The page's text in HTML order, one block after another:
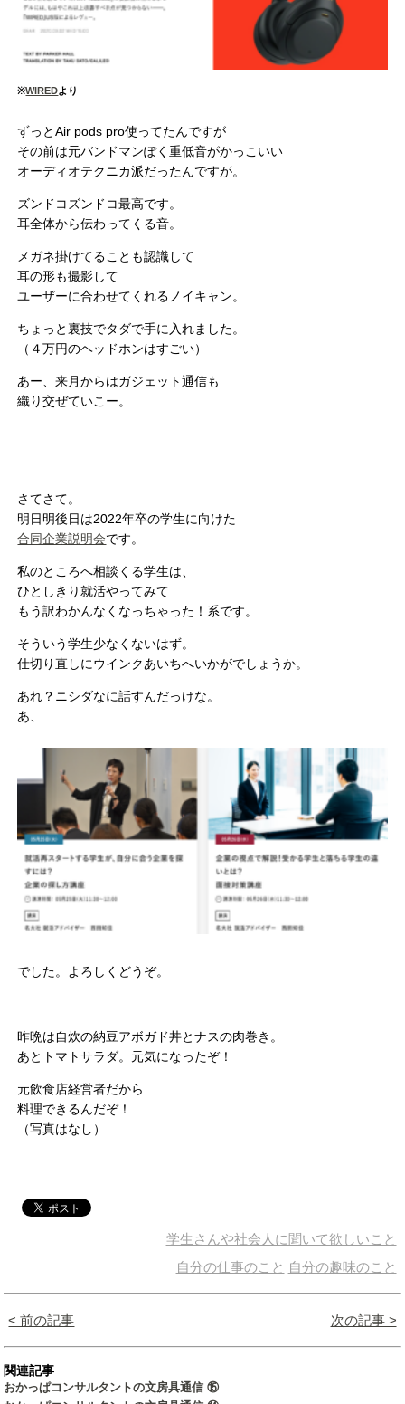
※WIREDより
ずっとAir pods pro使ってたんですが
その前は元バンドマンぽく重低音がかっこいい
オーディオテクニカ派だったんですが。
ズンドコズンドコ最高です。
耳全体から伝わってくる音。
メガネ掛けてることも認識して
耳の形も撮影して
ユーザーに合わせてくれるノイキャン。
ちょっと裏技でタダで手に入れました。
（４万円のヘッドホンはすごい）
あー、来月からはガジェット通信も
織り交ぜていこー。
さてさて。
明日明後日は2022年卒の学生に向けた
合同企業説明会です。
私のところへ相談くる学生は、
ひとしきり就活やってみて
もう訳わかんなくなっちゃった！系です。
そういう学生少なくないはず。
仕切り直しにウインクあいちへいかがでしょうか。
あれ？ニシダなに話すんだっけな。
あ、
でした。よろしくどうぞ。
昨晩は自炊の納豆アボガド丼とナスの肉巻き。
あとトマトサラダ。元気になったぞ！
元飲食店経営者だから
料理できるんだぞ！
（写真はなし）
学生さんや社会人に聞いて欲しいこと
自分の仕事のこと 自分の趣味のこと
< 前の記事 次の記事 >
関連記事
おかっぱコンサルタントの文房具通信 ⑮